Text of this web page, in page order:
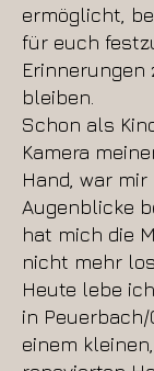
ermöglicht,
für euch
Erinnerungen
bleiben.
Schon als
Kamera
Hand, war
Augenblicke
hat mich die
nicht mehr
Heute lebe
in
einem